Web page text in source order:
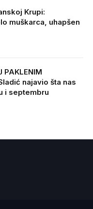
Krupi:
muškarca, uhapšen
PAKLENIM
najavio šta nas
i septembru